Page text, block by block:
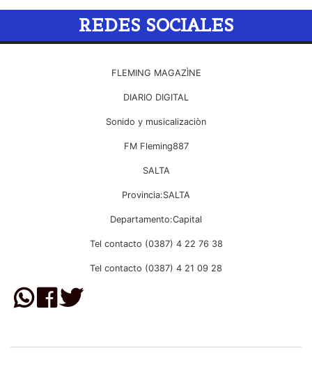
REDES SOCIALES
FLEMING MAGAZÌNE
DIARIO DIGITAL
Sonido y musicalizaciòn
FM Fleming887
SALTA
Provincia:SALTA
Departamento:Capital
Tel contacto (0387) 4 22 76 38
Tel contacto (0387) 4 21 09 28